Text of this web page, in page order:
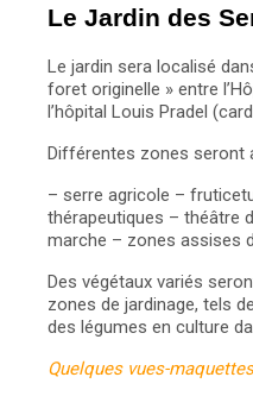
Le Jardin des
Le jardin sera localisé
foret originelle » entre
l’hôpital Louis Pradel
Différentes zones seront
– serre agricole –
thérapeutiques – théâtre
marche – zones assises
Des végétaux variés
zones de jardinage, tels
des légumes en culture
Quelques vues-